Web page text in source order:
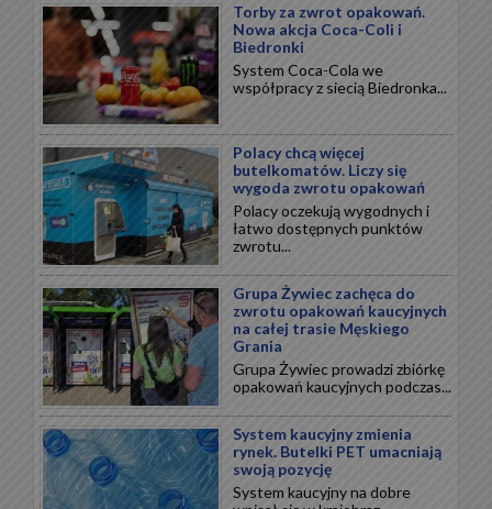
Torby za zwrot opakowań.
Nowa akcja Coca-Coli i
Biedronki
System Coca-Cola we
współpracy z siecią Biedronka...
Polacy chcą więcej
butelkomatów. Liczy się
wygoda zwrotu opakowań
Polacy oczekują wygodnych i
łatwo dostępnych punktów
zwrotu...
Grupa Żywiec zachęca do
zwrotu opakowań kaucyjnych
na całej trasie Męskiego
Grania
Grupa Żywiec prowadzi zbiórkę
opakowań kaucyjnych podczas...
System kaucyjny zmienia
rynek. Butelki PET umacniają
swoją pozycję
System kaucyjny na dobre